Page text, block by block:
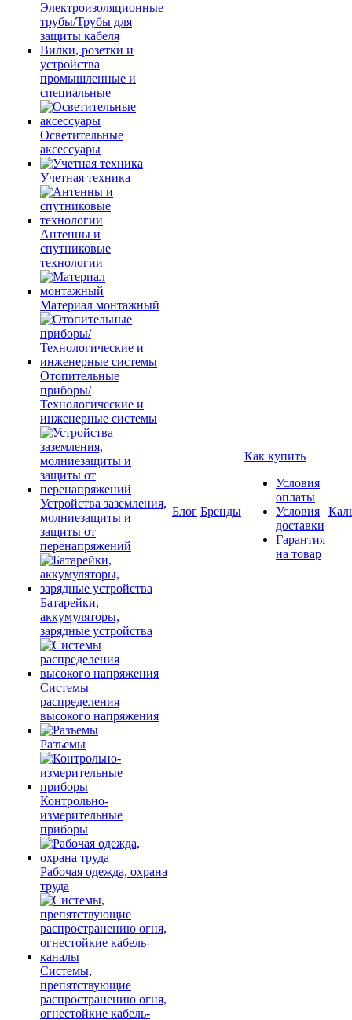
Электроизоляционные
трубы/Трубы для
защиты кабеля
Вилки, розетки и
устройства
промышленные и
специальные
Осветительные
аксессуары
Учетная техника
Антенны и
спутниковые
технологии
Материал монтажный
Отопительные
приборы/
Технологические и
инженерные системы
Устройства заземления,
молниезащиты и
защиты от
перенапряжений
Батарейки,
аккумуляторы,
зарядные устройства
Системы
распределения
высокого напряжения
Разъемы
Контрольно-
измерительные
приборы
Рабочая одежда, охрана
труда
Системы,
препятствующие
распространению огня,
огнестойкие кабель-
Блог Бренды
Как купить
Условия
оплаты
Условия
доставки
Гарантия
на товар